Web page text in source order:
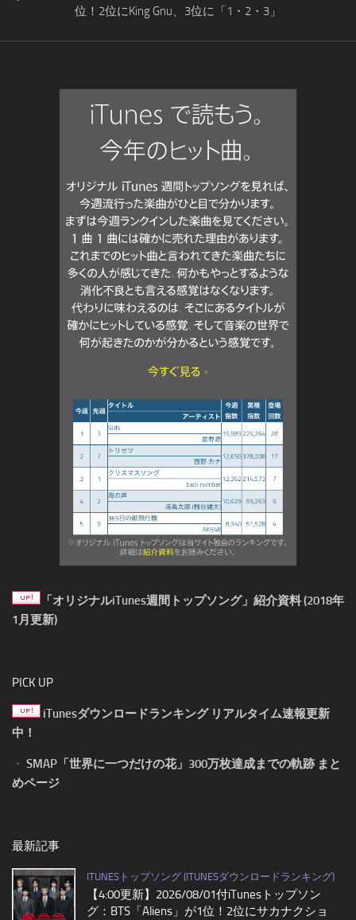
位！2位にKing Gnu、3位に「1・2・3」
「オリジナルiTunes週間トップソング」紹介資料 (2018年
1月更新)
PICK UP
iTunesダウンロードランキング リアルタイム速報更新
中！
・ SMAP「世界に一つだけの花」300万枚達成までの軌跡 まと
めページ
最新記事
ITUNESトップソング (ITUNESダウンロードランキング)
【4:00更新】2026/08/01付iTunesトップソン
グ：BTS「Aliens」が1位！2位にサカナクショ